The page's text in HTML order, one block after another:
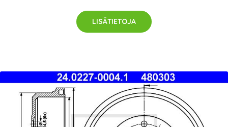
LISÄTIETOJA